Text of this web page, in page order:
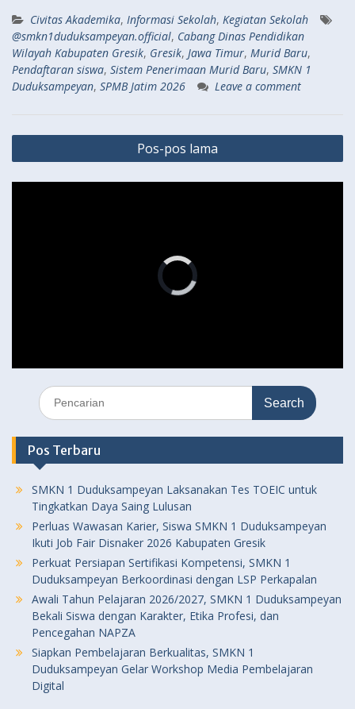
Civitas Akademika, Informasi Sekolah, Kegiatan Sekolah
@smkn1duduksampeyan.official, Cabang Dinas Pendidikan
Wilayah Kabupaten Gresik, Gresik, Jawa Timur, Murid Baru,
Pendaftaran siswa, Sistem Penerimaan Murid Baru, SMKN 1
Duduksampeyan, SPMB Jatim 2026 Leave a comment
Navigasi
pos
Pos-pos lama
Search
for:
Pos Terbaru
SMKN 1 Duduksampeyan Laksanakan Tes TOEIC untuk
Tingkatkan Daya Saing Lulusan
Perluas Wawasan Karier, Siswa SMKN 1 Duduksampeyan
Ikuti Job Fair Disnaker 2026 Kabupaten Gresik
Perkuat Persiapan Sertifikasi Kompetensi, SMKN 1
Duduksampeyan Berkoordinasi dengan LSP Perkapalan
Awali Tahun Pelajaran 2026/2027, SMKN 1 Duduksampeyan
Bekali Siswa dengan Karakter, Etika Profesi, dan
Pencegahan NAPZA
Siapkan Pembelajaran Berkualitas, SMKN 1
Duduksampeyan Gelar Workshop Media Pembelajaran
Digital